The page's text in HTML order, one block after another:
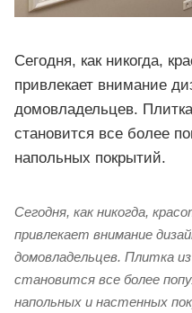
Сегодня, как никогда,
привлекает внимание
домовладельцев.
становится все более
напольных покрытий.
Сегодня, как никогда,
привлекает внимание
домовладельцев. Плитка
становится все более
напольных и настенных